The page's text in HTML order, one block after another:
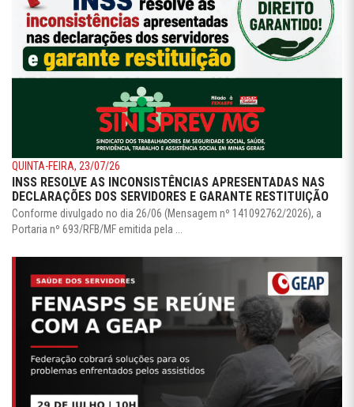
QUINTA-FEIRA, 23/07/26
INSS RESOLVE AS INCONSISTÊNCIAS APRESENTADAS NAS
DECLARAÇÕES DOS SERVIDORES E GARANTE RESTITUIÇÃO
Conforme divulgado no dia 26/06 (Mensagem nº 141092762/2026), a
Portaria nº 693/RFB/MF emitida pela ...